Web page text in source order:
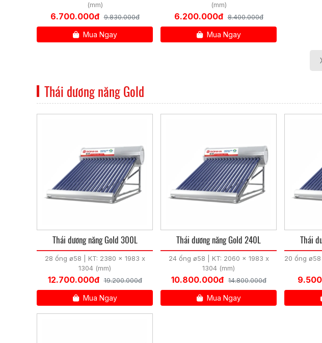
(mm)
6.700.000đ 9.830.000đ
Mua Ngay
(mm)
6.200.000đ 8.400.000đ
Mua Ngay
Thái dương năng Gold
Thái dương năng Gold 300L
28 ống ø58 | KT: 2380 x 1983 x
1304 (mm)
12.700.000đ 19.200.000đ
Mua Ngay
Thái dương năng Gold 240L
24 ống ø58 | KT: 2060 x 1983 x
1304 (mm)
10.800.000đ 14.800.000đ
Mua Ngay
Thái
20 ống